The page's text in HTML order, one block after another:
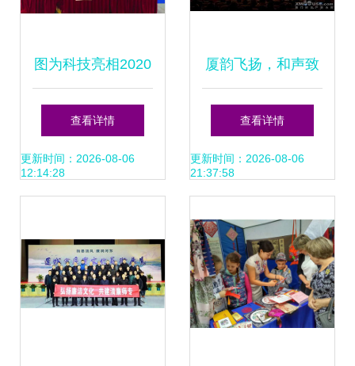
图为科技亮相2020
第十五届深圳新兴
技术创新交流会 引
新风尚
查看详情
更新时间：2026-08-06
12:14:28
厦韵飞扬，和声致
远——记厦门乐之
声合唱团成立周年
交流活动
查看详情
更新时间：2026-08-06
21:37:58